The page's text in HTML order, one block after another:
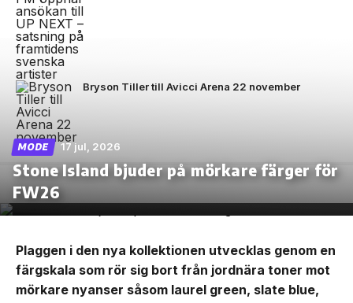
Bryson Tiller till Avicci Arena 22 november
MODE 17 jul, 2026
Stone Island bjuder på mörkare färger för
FW26
Plaggen i den nya kollektionen utvecklas genom en
färgskala som rör sig bort från jordnära toner mot
mörkare nyanser såsom laurel green, slate blue,